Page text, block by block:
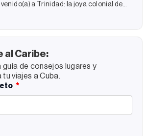
a Trinidad: la joya colonial de
al Caribe:
guía de consejos lugares y
viajes a Cuba.